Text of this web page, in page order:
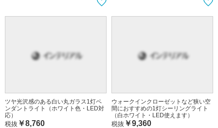
ツヤ光沢感のある白い丸ガラス1灯ペ
ンダントライト（ホワイト色・LED対
応）
税抜 ￥8,760
ウォークインクローゼットなど狭い空
間におすすめの1灯シーリングライト
（白ホワイト・LED使えます）
税抜 ￥9,360